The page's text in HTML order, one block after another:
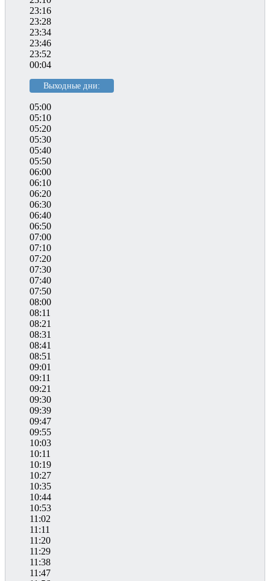
23:16
23:28
23:34
23:46
23:52
00:04
Выходные дни:
05:00
05:10
05:20
05:30
05:40
05:50
06:00
06:10
06:20
06:30
06:40
06:50
07:00
07:10
07:20
07:30
07:40
07:50
08:00
08:11
08:21
08:31
08:41
08:51
09:01
09:11
09:21
09:30
09:39
09:47
09:55
10:03
10:11
10:19
10:27
10:35
10:44
10:53
11:02
11:11
11:20
11:29
11:38
11:47